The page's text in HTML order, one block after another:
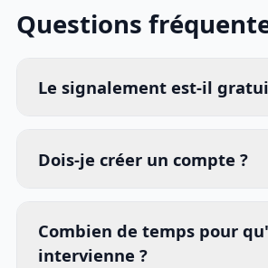
Questions
Le signalement est-il
Dois-je créer un compte ?
Combien de temps pour
intervienne ?